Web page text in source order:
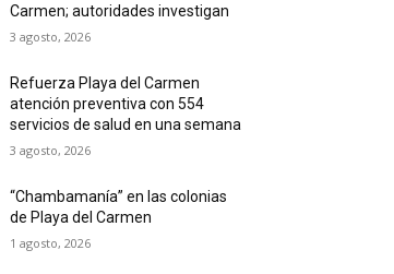
Carmen; autoridades investigan
3 agosto, 2026
Refuerza Playa del Carmen
atención preventiva con 554
servicios de salud en una semana
3 agosto, 2026
“Chambamanía” en las colonias
de Playa del Carmen
1 agosto, 2026